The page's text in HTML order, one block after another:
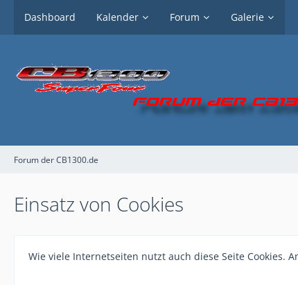
Dashboard Kalender Forum Galerie
Forum der CB1300.de
Einsatz von Cookies
Wie viele Internetseiten nutzt auch diese Seite Cookies.